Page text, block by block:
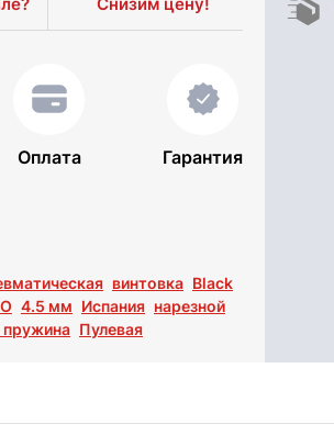
Оплата Гарантия
винтовка Black
4.5 мм Испания нарезной
пружина Пулевая